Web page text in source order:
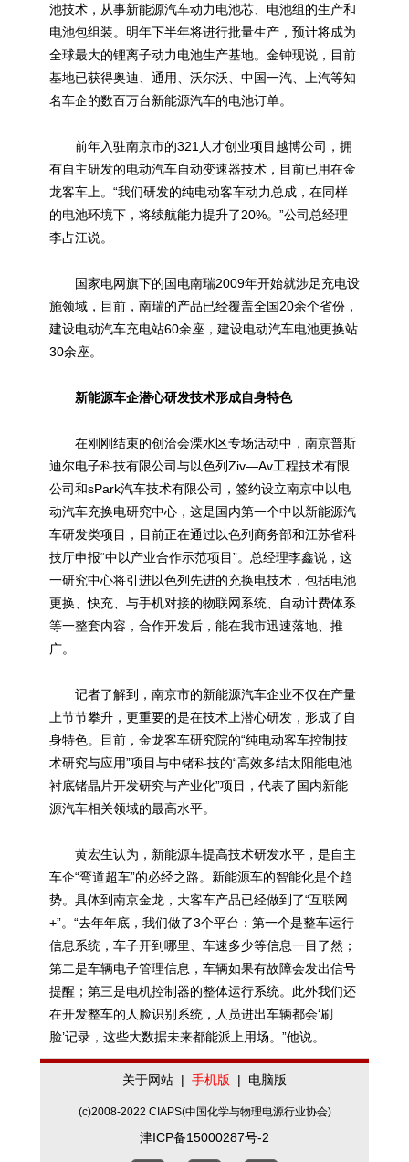
池技术，从事新能源汽车动力电池芯、电池组的生产和
电池包组装。明年下半年将进行批量生产，预计将成为
全球最大的锂离子动力电池生产基地。金钟现说，目前
基地已获得奥迪、通用、沃尔沃、中国一汽、上汽等知
名车企的数百万台新能源汽车的电池订单。
前年入驻南京市的321人才创业项目越博公司，拥
有自主研发的电动汽车自动变速器技术，目前已用在金
龙客车上。“我们研发的纯电动客车动力总成，在同样
的电池环境下，将续航能力提升了20%。”公司总经理
李占江说。
国家电网旗下的国电南瑞2009年开始就涉足充电设
施领域，目前，南瑞的产品已经覆盖全国20余个省份，
建设电动汽车充电站60余座，建设电动汽车电池更换站
30余座。
新能源车企潜心研发技术形成自身特色
在刚刚结束的创洽会溧水区专场活动中， 南京普斯
迪尔电子科技有限公司与以色列Ziv—Av工程技术有限
公司和sPark汽车技术有限公司，签约设立南京中以电
动汽车充换电研究中心，这是国内第一个中以新能源汽
车研发类项目，目前正在通过以色列商务部和江苏省科
技厅申报“中以产业合作示范项目”。总经理李鑫说，这
一研究中心将引进以色列先进的充换电技术，包括电池
更换、快充、与手机对接的物联网系统、自动计费体系
等一整套内容，合作开发后，能在我市迅速落地、推
广。
记者了解到，南京市的新能源汽车企业不仅在产量
上节节攀升，更重要的是在技术上潜心研发，形成了自
身特色。目前，金龙客车研究院的“纯电动客车控制技
术研究与应用”项目与中锗科技的“高效多结太阳能电池
衬底锗晶片开发研究与产业化”项目，代表了国内新能
源汽车相关领域的最高水平。
黄宏生认为，新能源车提高技术研发水平，是自主
车企“弯道超车”的必经之路。新能源车的智能化是个趋
势。具体到南京金龙，大客车产品已经做到了“互联网
+”。“去年年底，我们做了3个平台：第一个是整车运行
信息系统，车子开到哪里、车速多少等信息一目了然；
第二是车辆电子管理信息，车辆如果有故障会发出信号
提醒；第三是电机控制器的整体运行系统。此外我们还
在开发整车的人脸识别系统，人员进出车辆都会‘刷
脸’记录，这些大数据未来都能派上用场。”他说。
关于网站 | 手机版 | 电脑版
(c)2008-2022 CIAPS(中国化学与物理电源行业协会)
津ICP备15000287号-2